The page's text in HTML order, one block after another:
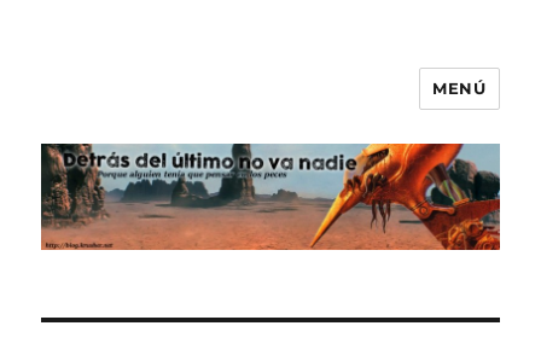
Detrás del último no va nadie
MENÚ